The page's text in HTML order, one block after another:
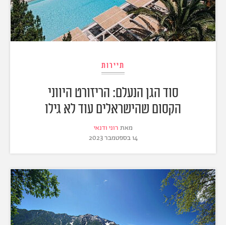
תיירות
סוד הגן הנעלם: הריזורט היווני
הקסום שהישראלים עוד לא גילו
מאת רוני ודנאי
14 בספטמבר 2023